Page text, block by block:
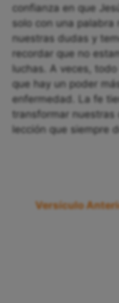
confianza en que
solo con una
nuestras dudas y
recordar que no
luchas. A veces,
que hay un poder
enfermedad. La fe
transformar nuestras
lección que siempre
Versículo